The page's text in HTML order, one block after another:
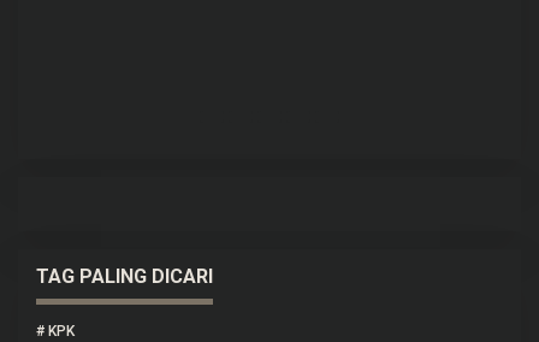
TAG PALING DICARI
# KPK